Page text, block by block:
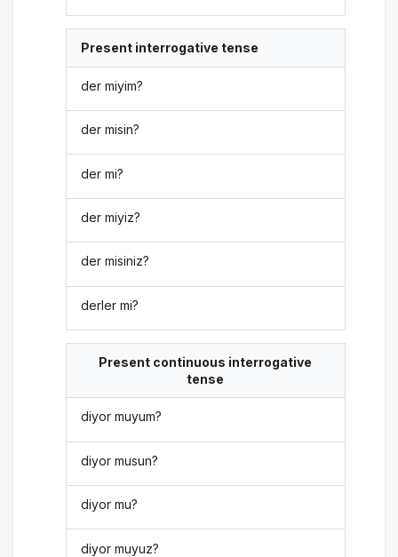
Present interrogative tense
der miyim?
der misin?
der mi?
der miyiz?
der misiniz?
derler mi?
Present continuous interrogative
tense
diyor muyum?
diyor musun?
diyor mu?
diyor muyuz?